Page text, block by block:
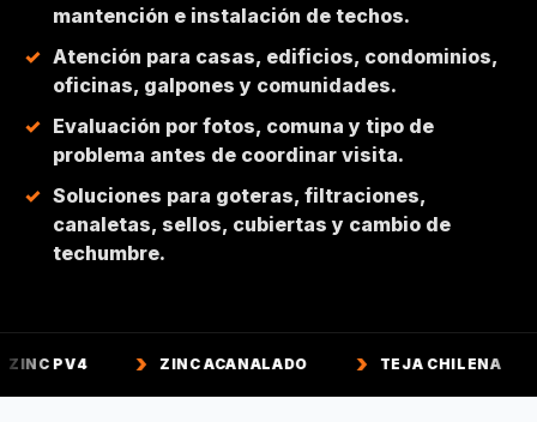
CHICUREO
mantención e instalación de techos.
Atención para casas, edificios, condominios,
oficinas, galpones y comunidades.
Evaluación por fotos, comuna y tipo de
problema antes de coordinar visita.
Soluciones para goteras, filtraciones,
canaletas, sellos, cubiertas y cambio de
techumbre.
ZINC ACANALADO TEJA CHILENA TEJA